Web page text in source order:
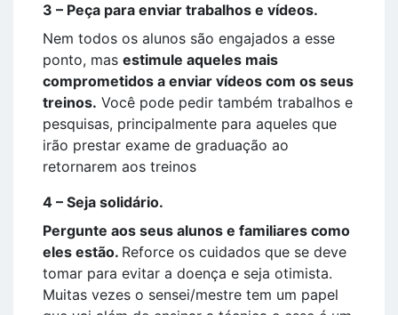
3 – Peça para enviar trabalhos e vídeos.
Nem todos os alunos são engajados a esse
ponto, mas estimule aqueles mais
comprometidos a enviar vídeos com os seus
treinos. Você pode pedir também trabalhos e
pesquisas, principalmente para aqueles que
irão prestar exame de graduação ao
retornarem aos treinos
4 – Seja solidário.
Pergunte aos seus alunos e familiares como
eles estão. Reforce os cuidados que se deve
tomar para evitar a doença e seja otimista.
Muitas vezes o sensei/mestre tem um papel